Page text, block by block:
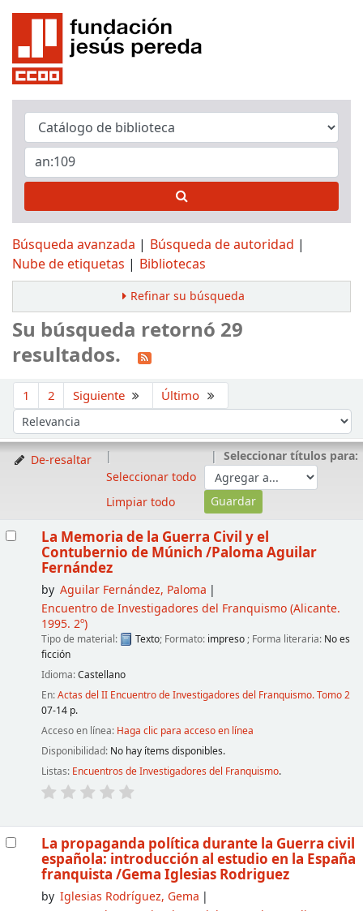
Búsqueda avanzada
Búsqueda de autoridad
Nube de etiquetas
Bibliotecas
Refinar su búsqueda
Su búsqueda retornó 29
resultados.
1 2 Siguiente Último
Ordenar por:
De-resaltar
Seleccionar todo
Limpiar todo
Seleccionar títulos para:
La Memoria de la Guerra Civil y el
Contubernio de Múnich /Paloma Aguilar
Fernández
by Aguilar Fernández, Paloma
Encuentro de Investigadores del Franquismo(Alicante.
1995. 2º)
Tipo de material: Texto; Formato: impreso ; Forma literaria: No es
ficción
Idioma:Castellano
En:Actas del II Encuentro de Investigadores del Franquismo. Tomo 2
07-14 p.
Acceso en línea: Haga clic para acceso en línea
Disponibilidad: No hay ítems disponibles.
Listas: Encuentros de Investigadores del Franquismo.
La propaganda política durante la Guerra civil
española: introducción al estudio en la España
franquista /Gema Iglesias Rodriguez
by Iglesias Rodríguez, Gema